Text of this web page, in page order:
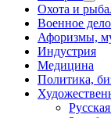
Охота и
Военное
Афоризмы,
Индустрия
Медицина
Политика,